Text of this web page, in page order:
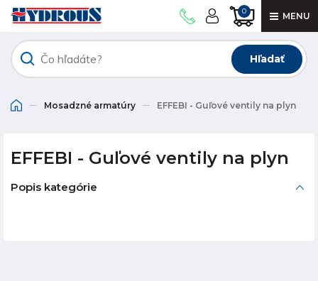
0 MENU
Hľadať
Mosadzné armatúry EFFEBI - Guľové ventily na plyn
EFFEBI - Guľové ventily na plyn
Popis kategórie